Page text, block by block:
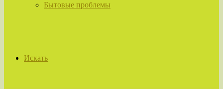
Бытовые проблемы
Искать